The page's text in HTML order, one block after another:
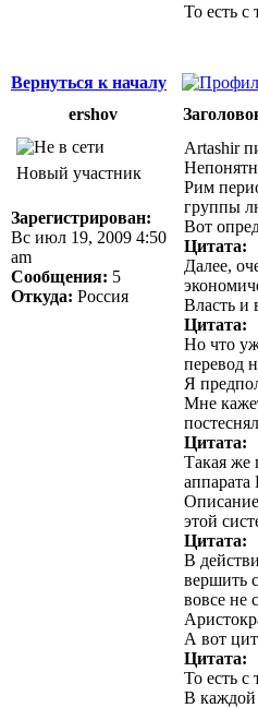
То есть с
Вернуться к началу
ershov
Новый участник
Зарегистрирован:
Вс июл 19, 2009 4:50
am
Сообщения: 5
Откуда: Россия
Artashir
Рим
группы
Вот
Цитата:
Далее,
Власть и
Цитата:
Но что
перевод
Я
Мне
Цитата:
Такая же
аппарата
этой
Цитата:
В
вершить
вовсе не
А вот
Цитата:
То есть с
В каждой